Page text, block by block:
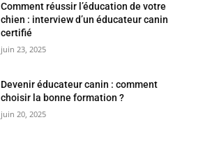
Comment réussir l’éducation de votre
chien : interview d’un éducateur canin
certifié
juin 23, 2025
Devenir éducateur canin : comment
choisir la bonne formation ?
juin 20, 2025